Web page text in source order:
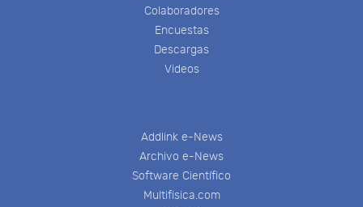
Colaboradores
Encuestas
Descargas
Videos
Addlink e-News
Archivo e-News
Software Científico
Multifisica.com